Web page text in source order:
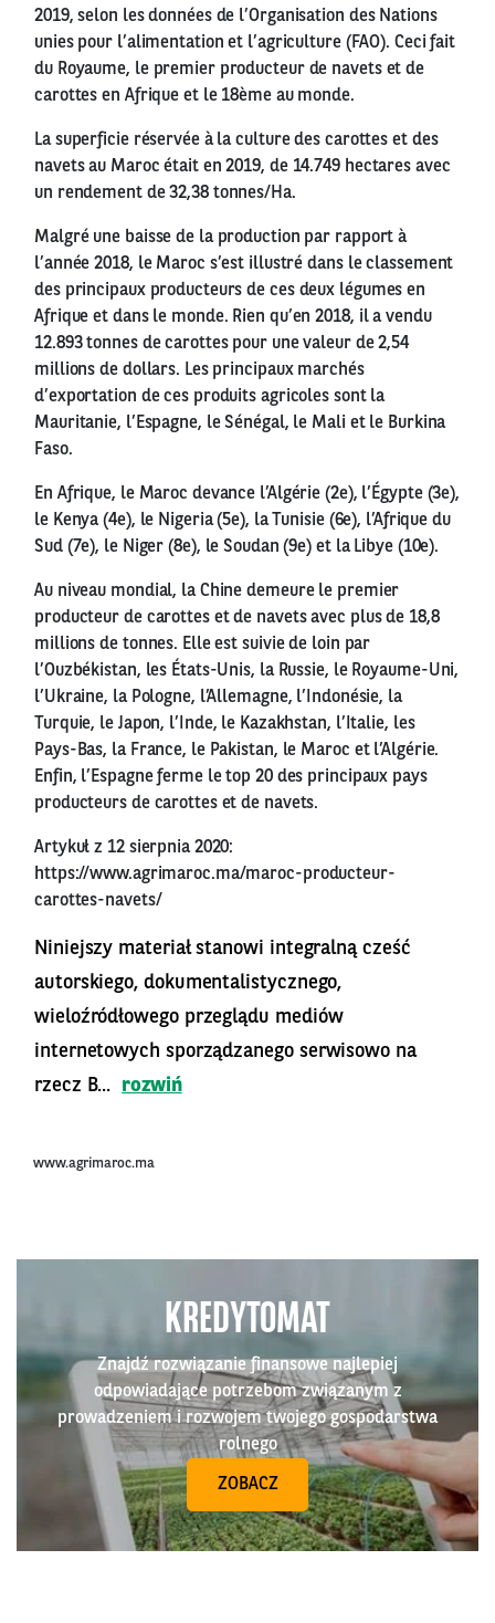
2019, selon les données de l’Organisation des Nations
unies pour l’alimentation et l’agriculture (FAO). Ceci fait
du Royaume, le premier producteur de navets et de
carottes en Afrique et le 18ème au monde.
La superficie réservée à la culture des carottes et des
navets au Maroc était en 2019, de 14.749 hectares avec
un rendement de 32,38 tonnes/Ha.
Malgré une baisse de la production par rapport à
l’année 2018, le Maroc s’est illustré dans le classement
des principaux producteurs de ces deux légumes en
Afrique et dans le monde. Rien qu’en 2018, il a vendu
12.893 tonnes de carottes pour une valeur de 2,54
millions de dollars. Les principaux marchés
d’exportation de ces produits agricoles sont la
Mauritanie, l’Espagne, le Sénégal, le Mali et le Burkina
Faso.
En Afrique, le Maroc devance l’Algérie (2e), l’Égypte (3e),
le Kenya (4e), le Nigeria (5e), la Tunisie (6e), l’Afrique du
Sud (7e), le Niger (8e), le Soudan (9e) et la Libye (10e).
Au niveau mondial, la Chine demeure le premier
producteur de carottes et de navets avec plus de 18,8
millions de tonnes. Elle est suivie de loin par
l’Ouzbékistan, les États-Unis, la Russie, le Royaume-Uni,
l’Ukraine, la Pologne, l’Allemagne, l’Indonésie, la
Turquie, le Japon, l’Inde, le Kazakhstan, l’Italie, les
Pays-Bas, la France, le Pakistan, le Maroc et l’Algérie.
Enfin, l’Espagne ferme le top 20 des principaux pays
producteurs de carottes et de navets.
Artykuł z 12 sierpnia 2020:
https://www.agrimaroc.ma/maroc-producteur-
carottes-navets/
Niniejszy materiał stanowi integralną cześć
autorskiego, dokumentalistycznego,
wieloźródłowego przeglądu mediów
internetowych sporządzanego serwisowo na
rzecz B...
rozwiń
www.agrimaroc.ma
KREDYTOMAT
Znajdź rozwiązanie finansowe najlepiej
odpowiadające potrzebom związanym z
prowadzeniem i rozwojem twojego gospodarstwa
rolnego
ZOBACZ